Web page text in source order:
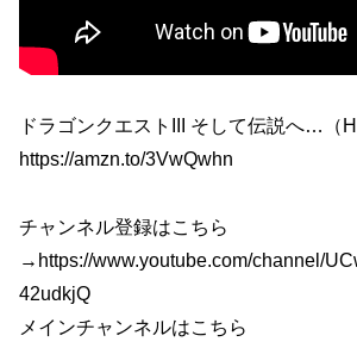
ドラゴンクエストIII そして伝説へ…（
https://amzn.to/3VwQwhn
チャンネル登録はこちら
→https://www.youtube.com/channel/
42udkjQ
メインチャンネルはこちら